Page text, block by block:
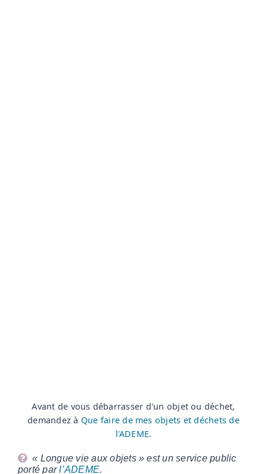
Avant de vous débarrasser d'un objet ou déchet,
demandez à Que faire de mes objets et déchets de
l'ADEME.
« Longue vie aux objets » est un service public
porté parl’ADEME.